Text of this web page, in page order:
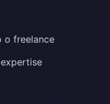
o freelance